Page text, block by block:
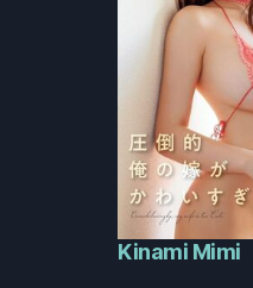
Kinami Mimi